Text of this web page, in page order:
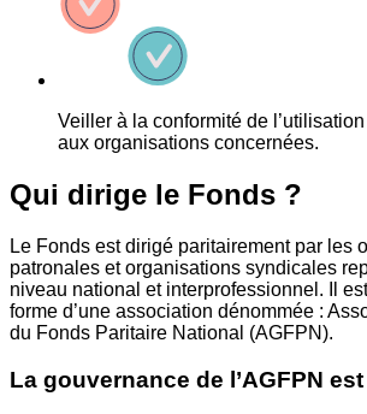
Veiller à la conformité de
aux organisations concernées.
Qui dirige le Fonds ?
Le Fonds est dirigé paritairement par les
patronales et organisations syndicales
niveau national et interprofessionnel. Il
forme d’une association dénommée :
du Fonds Paritaire National (AGFPN).
La gouvernance de l’AGFPN